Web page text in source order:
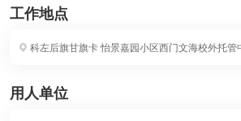
工作地点
科左后旗甘旗卡怡景嘉园小区西门文海校外托管
用人单位